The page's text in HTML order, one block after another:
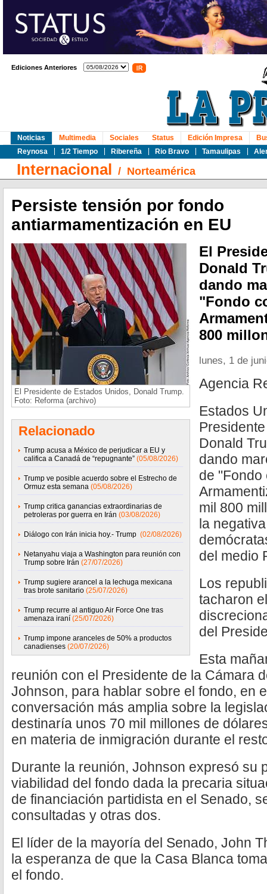
Ediciones Anteriores
Noticias
Reynosa
1/2 Tiempo Ribereña Rio Bravo Tamaulipas
Multimedia Sociales Status Edición Impresa
Internacional / Norteamérica
Persiste tensión por fondo
antiarmamentización en EU
El Presidente de Estados Unidos, Donald Trump.
Foto: Reforma (archivo)
Relacionado
Trump acusa a México de perjudicar a EU y
califica a Canadá de “repugnante” (05/08/2026)
Trump ve posible acuerdo sobre el Estrecho de
Ormuz esta semana (05/08/2026)
Trump critica ganancias extraordinarias de
petroleras por guerra en Irán (03/08/2026)
Diálogo con Irán inicia hoy.- Trump (02/08/2026)
Netanyahu viaja a Washington para reunión con
Trump sobre Irán (27/07/2026)
Trump sugiere arancel a la lechuga mexicana
tras brote sanitario (25/07/2026)
Trump recurre al antiguo Air Force One tras
amenaza iraní (25/07/2026)
Trump impone aranceles de 50% a productos
canadienses (20/07/2026)
El
Donald
dando
"Fondo
800
lunes, 1 de
Agencia
Estados
Donald
dando
de "Fondo
mil 800
la
del medio
Los
tacharon
del
Esta
reunión con el Presidente de la Cámara
Johnson, para hablar sobre el fondo, en
conversación más amplia sobre la
destinaría unos 70 mil millones de
en materia de inmigración durante el
Durante la reunión, Johnson expresó su
viabilidad del fondo dada la precaria
de financiación partidista en el Senado,
consultadas y otras dos.
El líder de la mayoría del Senado, John
la esperanza de que la Casa Blanca
el fondo.